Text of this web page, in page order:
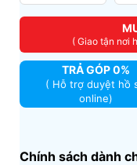
( Giao tận nơi
TRẢ GÓP 0%
( Hỗ trợ duyệt hồ
online)
Chính sách dành